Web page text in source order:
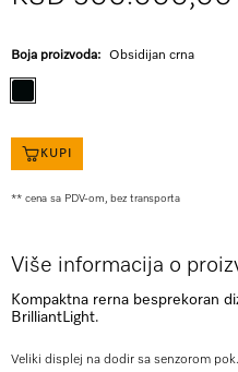
Boja proizvoda: Obsidijan crna
KUPI
** cena sa PDV-om, bez transporta
Više informacija o
Kompaktna rerna besprekoran
BrilliantLight.
Veliki displej na dodir sa senzorom